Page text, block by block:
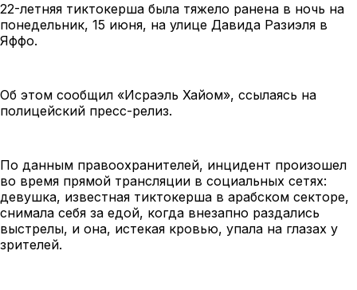
22-летняя тиктокерша была тяжело ранена в ночь на
понедельник, 15 июня, на улице Давида Разиэля в
Яффо.
Об этом сообщил «Исраэль Хайом», ссылаясь на
полицейский пресс-релиз.
По данным правоохранителей, инцидент произошел
во время прямой трансляции в социальных сетях:
девушка, известная тиктокерша в арабском секторе,
снимала себя за едой, когда внезапно раздались
выстрелы, и она, истекая кровью, упала на глазах у
зрителей.